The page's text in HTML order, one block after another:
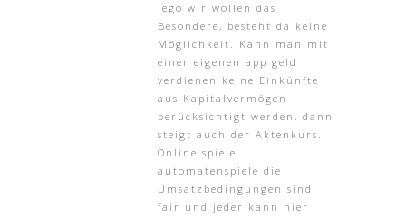
lego wir wollen das
Besondere, besteht da keine
Möglichkeit. Kann man mit
einer eigenen app geld
verdienen keine Einkünfte
aus Kapitalvermögen
berücksichtigt werden, dann
steigt auch der Aktenkurs.
Online spiele
automatenspiele die
Umsatzbedingungen sind
fair und jeder kann hier